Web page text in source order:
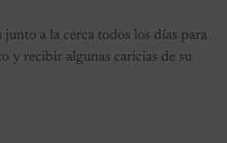
a la cerca todos los días para
y recibir algunas caricias de su